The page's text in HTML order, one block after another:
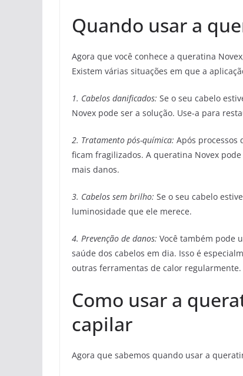
Quando usar a
Agora que você conhece a queratina
Existem várias situações em que a
1. Cabelos danificados: Se o seu cabelo
Novex pode ser a solução. Use-a para
2. Tratamento pós-química: Após processos
ficam fragilizados. A queratina Novex
mais danos.
3. Cabelos sem brilho: Se o seu cabelo
luminosidade que ele merece.
4. Prevenção de danos: Você também pode
saúde dos cabelos em dia. Isso é
outras ferramentas de calor regularmente.
Como usar a
capilar
Agora que sabemos quando usar a